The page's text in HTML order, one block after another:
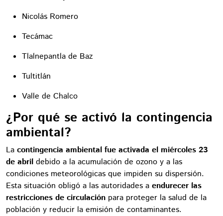
Nicolás Romero
Tecámac
Tlalnepantla de Baz
Tultitlán
Valle de Chalco
¿Por qué se activó la contingencia
ambiental?
La contingencia ambiental fue activada el miércoles 23
de abril debido a la acumulación de ozono y a las
condiciones meteorológicas que impiden su dispersión.
Esta situación obligó a las autoridades a endurecer las
restricciones de circulación para proteger la salud de la
población y reducir la emisión de contaminantes.